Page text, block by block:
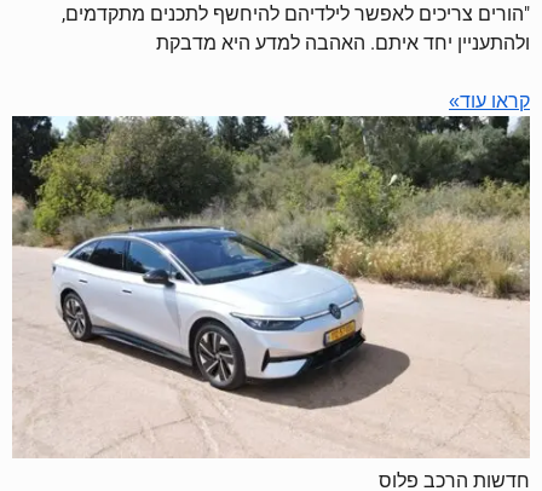
"הורים צריכים לאפשר לילדיהם להיחשף לתכנים מתקדמים,
ולהתעניין יחד איתם. האהבה למדע היא מדבקת
קראו עוד»
חדשות הרכב פלוס